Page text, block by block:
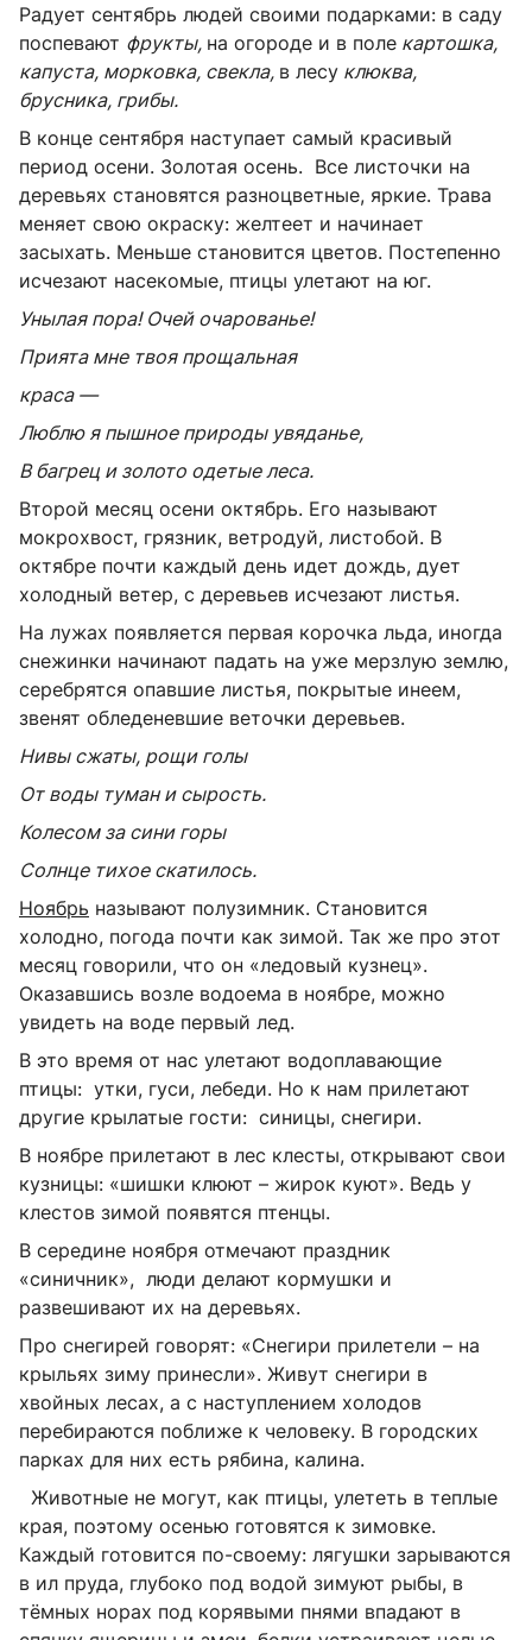
Радует сентябрь людей своими подарками: в саду
поспевают фрукты, на огороде и в поле картошка,
капуста, морковка, свекла, в лесу клюква,
брусника, грибы.
В конце сентября наступает самый красивый
период осени. Золотая осень. Все листочки на
деревьях становятся разноцветные, яркие. Трава
меняет свою окраску: желтеет и начинает
засыхать. Меньше становится цветов. Постепенно
исчезают насекомые, птицы улетают на юг.
Унылая пора! Очей очарованье!
Прията мне твоя прощальная
краса —
Люблю я пышное природы увяданье,
В багрец и золото одетые леса.
Второй месяц осени октябрь. Его называют
мокрохвост, грязник, ветродуй, листобой. В
октябре почти каждый день идет дождь, дует
холодный ветер, с деревьев исчезают листья.
На лужах появляется первая корочка льда, иногда
снежинки начинают падать на уже мерзлую землю,
серебрятся опавшие листья, покрытые инеем,
звенят обледеневшие веточки деревьев.
Нивы сжаты, рощи голы
От воды туман и сырость.
Колесом за сини горы
Солнце тихое скатилось.
Ноябрь называют полузимник. Становится
холодно, погода почти как зимой. Так же про этот
месяц говорили, что он «ледовый кузнец».
Оказавшись возле водоема в ноябре, можно
увидеть на воде первый лед.
В это время от нас улетают водоплавающие
птицы: утки, гуси, лебеди. Но к нам прилетают
другие крылатые гости: синицы, снегири.
В ноябре прилетают в лес клесты, открывают свои
кузницы: «шишки клюют – жирок куют». Ведь у
клестов зимой появятся птенцы.
В середине ноября отмечают праздник
«синичник», люди делают кормушки и
развешивают их на деревьях.
Про снегирей говорят: «Снегири прилетели – на
крыльях зиму принесли». Живут снегири в
хвойных лесах, а с наступлением холодов
перебираются поближе к человеку. В городских
парках для них есть рябина, калина.
Животные не могут, как птицы, улететь в теплые
края, поэтому осенью готовятся к зимовке.
Каждый готовится по-своему: лягушки зарываются
в ил пруда, глубоко под водой зимуют рыбы, в
тёмных норах под корявыми пнями впадают в